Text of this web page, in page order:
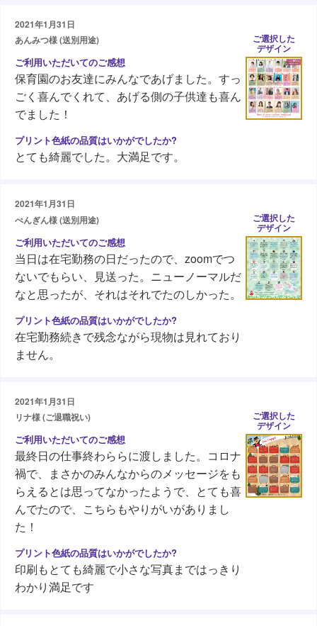
2021年1月31日
あんみつ様 (送別用途)
保育園のお友達にみんなであげました。すっ
ごく喜んでくれて、あげる側の子供達も喜ん
でました！
とても綺麗でした。大満足です。
ご選択した
デザイン
2021年1月31日
ぺんぎん様 (送別用途)
当日は在宅勤務の日だったので、zoomでつ
ないでもらい、見送った。ニューノーマルだ
なと思ったが、それはそれでたのしかった。
在宅勤務続きで残念ながら現物は見れており
ません。
ご選択した
デザイン
2021年1月31日
リナ様 (ご退職祝い)
最終日の仕事終わららに渡しました。コロナ
禍で、まさかのみんなからのメッセージをも
らえるとは思ってなかったようで、とても喜
んでたので、こちらもやりがいがありまし
た！
印刷もとても綺麗で小さな写真まではっきり
わかり満足です
ご選択した
デザイン